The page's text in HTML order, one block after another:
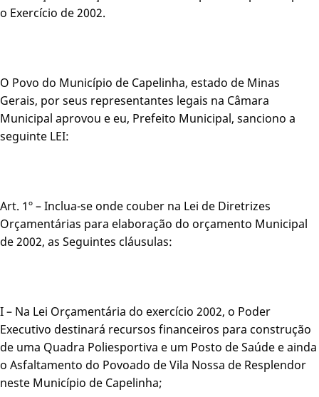
o Exercício de 2002.
O Povo do Município de Capelinha, estado de Minas
Gerais, por seus representantes legais na Câmara
Municipal aprovou e eu, Prefeito Municipal, sanciono a
seguinte LEI:
Art. 1º – Inclua-se onde couber na Lei de Diretrizes
Orçamentárias para elaboração do orçamento Municipal
de 2002, as Seguintes cláusulas:
I – Na Lei Orçamentária do exercício 2002, o Poder
Executivo destinará recursos financeiros para construção
de uma Quadra Poliesportiva e um Posto de Saúde e ainda
o Asfaltamento do Povoado de Vila Nossa de Resplendor
neste Município de Capelinha;